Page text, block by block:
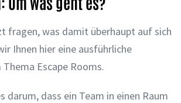
fragen, was damit überhaupt auf sich
Ihnen hier eine ausführliche
Escape Rooms.
darum, dass ein Team in einen Raum